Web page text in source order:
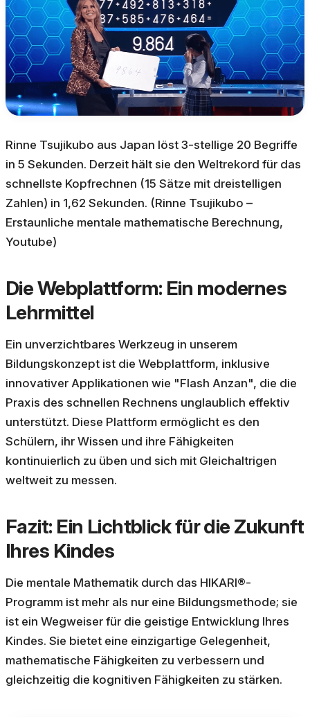
Rinne Tsujikubo aus Japan löst 3-stellige 20 Begriffe
in 5 Sekunden. Derzeit hält sie den Weltrekord für das
schnellste Kopfrechnen (15 Sätze mit dreistelligen
Zahlen) in 1,62 Sekunden. (Rinne Tsujikubo –
Erstaunliche mentale mathematische Berechnung,
Youtube)
Die Webplattform: Ein modernes
Lehrmittel
Ein unverzichtbares Werkzeug in unserem
Bildungskonzept ist die Webplattform, inklusive
innovativer Applikationen wie "Flash Anzan", die die
Praxis des schnellen Rechnens unglaublich effektiv
unterstützt. Diese Plattform ermöglicht es den
Schülern, ihr Wissen und ihre Fähigkeiten
kontinuierlich zu üben und sich mit Gleichaltrigen
weltweit zu messen.
Fazit: Ein Lichtblick für die Zukunft
Ihres Kindes
Die mentale Mathematik durch das HIKARI®-
Programm ist mehr als nur eine Bildungsmethode; sie
ist ein Wegweiser für die geistige Entwicklung Ihres
Kindes. Sie bietet eine einzigartige Gelegenheit,
mathematische Fähigkeiten zu verbessern und
gleichzeitig die kognitiven Fähigkeiten zu stärken.